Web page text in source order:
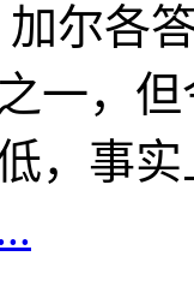
加尔各
一，
，事